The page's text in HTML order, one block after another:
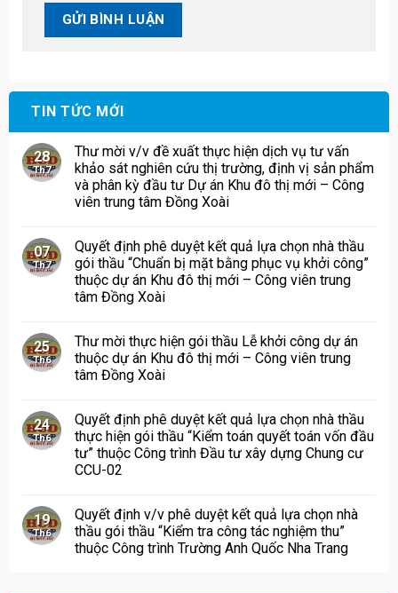
TIN TỨC MỚI
28
Th7
Thư mời v/v đề xuất thực hiện dịch vụ tư vấn
khảo sát nghiên cứu thị trường, định vị sản phẩm
và phân kỳ đầu tư Dự án Khu đô thị mới – Công
viên trung tâm Đồng Xoài
07
Th7
Quyết định phê duyệt kết quả lựa chọn nhà thầu
gói thầu “Chuẩn bị mặt bằng phục vụ khởi công”
thuộc dự án Khu đô thị mới – Công viên trung
tâm Đồng Xoài
25
Th6
Thư mời thực hiện gói thầu Lễ khởi công dự án
thuộc dự án Khu đô thị mới – Công viên trung
tâm Đồng Xoài
24
Th6
Quyết định phê duyệt kết quả lựa chọn nhà thầu
thực hiện gói thầu “Kiểm toán quyết toán vốn đầu
tư” thuộc Công trình Đầu tư xây dựng Chung cư
CCU-02
19
Th6
Quyết định v/v phê duyệt kết quả lựa chọn nhà
thầu gói thầu “Kiểm tra công tác nghiệm thu”
thuộc Công trình Trường Anh Quốc Nha Trang